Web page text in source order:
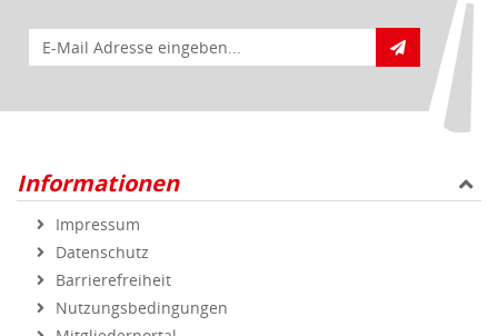
E-Mail für Newsletteranmeldung
Informationen
Impressum
Datenschutz
Barrierefreiheit
Nutzungsbedingungen